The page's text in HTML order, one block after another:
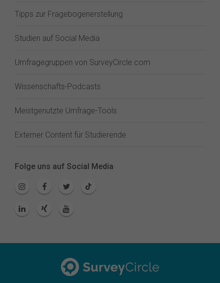
Tipps zur Fragebogenerstellung
Studien auf Social Media
Umfragegruppen von SurveyCircle.com
Wissenschafts-Podcasts
Meistgenutzte Umfrage-Tools
Externer Content für Studierende
Folge uns auf Social Media